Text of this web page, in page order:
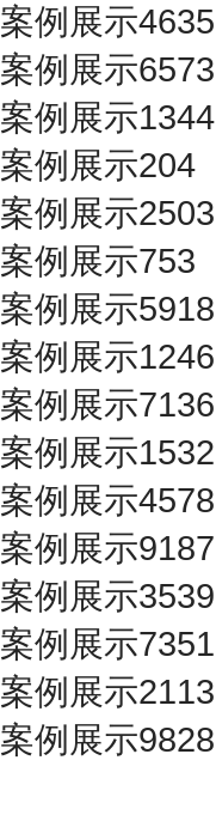
案例展示4635
案例展示6573
案例展示1344
案例展示204
案例展示2503
案例展示753
案例展示5918
案例展示1246
案例展示7136
案例展示1532
案例展示4578
案例展示9187
案例展示3539
案例展示7351
案例展示2113
案例展示9828